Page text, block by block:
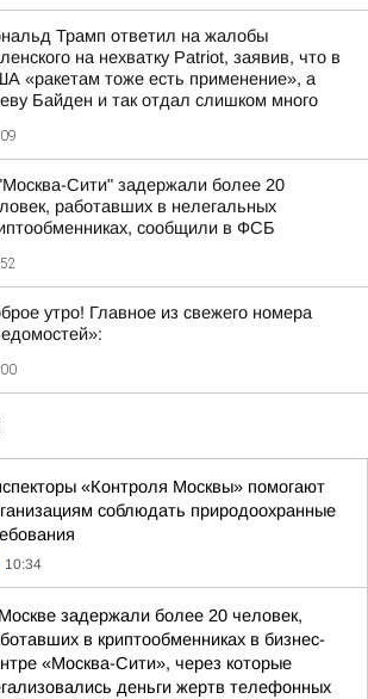
Трамп ответил на жалобы
на нехватку Patriot, заявив, что в
«ракетам тоже есть применение», а
Байден и так отдал слишком много
Сити" задержали более 20
работавших в нелегальных
сообщили в ФСБ
утро! Главное из свежего номера
«Контроля Москвы» помогают
соблюдать природоохранные
10:34
задержали более 20 человек,
в криптообменниках в бизнес-
«Москва-Сити», через которые
деньги жертв телефонных